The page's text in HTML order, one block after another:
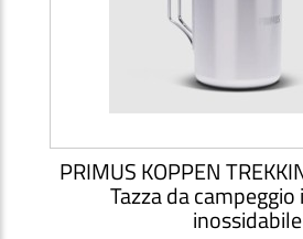
PRIMUS KOPPEN
Tazza da campeggio
inossidabile